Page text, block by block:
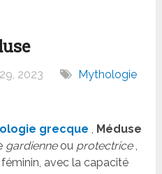
2023
Mythologie
grecque , Méduse
gardienneou protectrice,
avec la capacité